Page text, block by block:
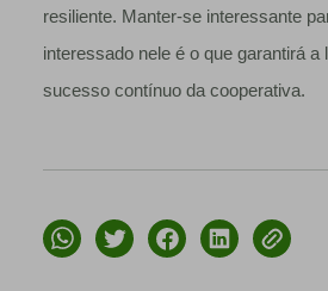
resiliente. Manter-se interessante
interessado nele é o que garantirá a
sucesso contínuo da cooperativa.